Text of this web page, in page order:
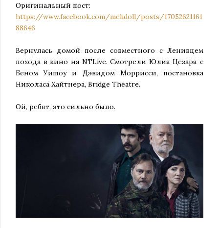
Оригинальный пост:
https://www.facebook.com/melidoll/posts/17052621161
88646
Вернулась домой после совместного с Ленивцем
похода в кино на NTLive. Смотрели Юлия Цезаря с
Беном Уишоу и Дэвидом Моррисси, постановка
Николаса Хайтнера, Bridge Theatre.
Ой, ребят, это сильно было.